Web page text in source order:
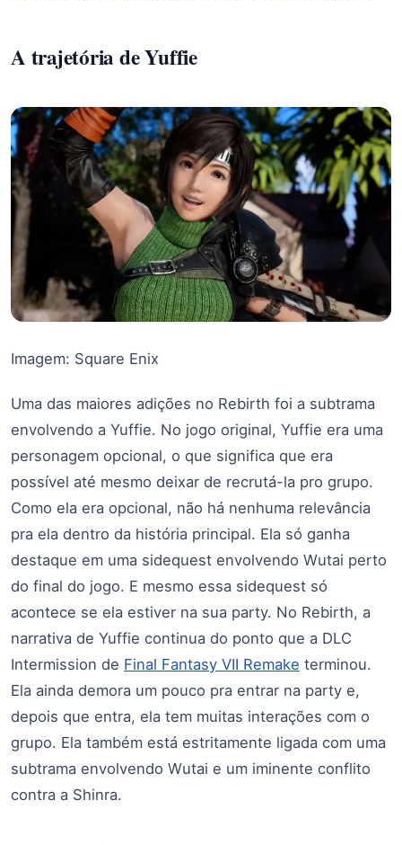
A trajetória de Yuffie
Imagem: Square Enix
Uma das maiores adições no Rebirth foi a subtrama
envolvendo a Yuffie. No jogo original, Yuffie era uma
personagem opcional, o que significa que era
possível até mesmo deixar de recrutá-la pro grupo.
Como ela era opcional, não há nenhuma relevância
pra ela dentro da história principal. Ela só ganha
destaque em uma sidequest envolvendo Wutai perto
do final do jogo. E mesmo essa sidequest só
acontece se ela estiver na sua party. No Rebirth, a
narrativa de Yuffie continua do ponto que a DLC
Intermission de Final Fantasy VII Remake terminou.
Ela ainda demora um pouco pra entrar na party e,
depois que entra, ela tem muitas interações com o
grupo. Ela também está estritamente ligada com uma
subtrama envolvendo Wutai e um iminente conflito
contra a Shinra.